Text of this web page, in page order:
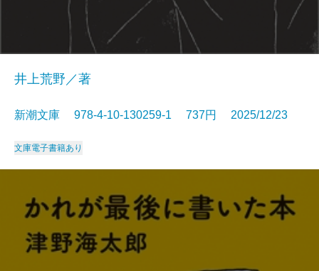
井上荒野／著
新潮文庫 978-4-10-130259-1 737円 2025/12/23
文庫電子書籍あり